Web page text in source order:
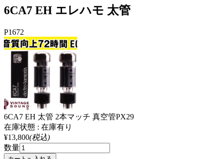
6CA7 EH エレハモ 太管
P1672
6CA7 EH 太管 2本マッチ 真空管PX29
在庫状態 : 在庫有り
¥13,800(税込)
数量